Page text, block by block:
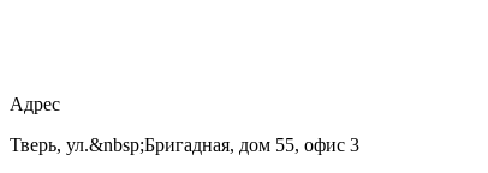
Адрес
Тверь, ул.&nbsp;Бригадная, дом 55, офис 3